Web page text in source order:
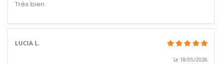
Très bien
LUCIA L.
Le 18/05/2026